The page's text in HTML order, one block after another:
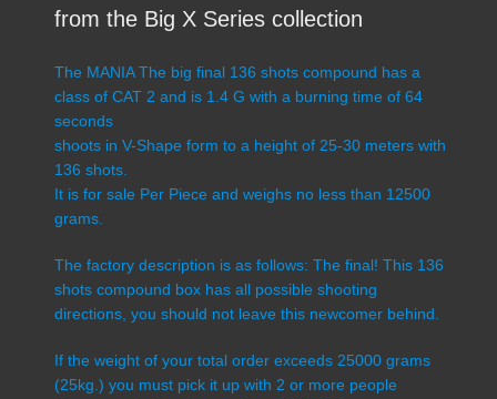
from the Big X Series collection
The MANIA The big final 136 shots compound has a
class of CAT 2 and is 1.4 G with a burning time of 64
seconds
shoots in V-Shape form to a height of 25-30 meters with
136 shots.
It is for sale Per Piece and weighs no less than 12500
grams.
The factory description is as follows: The final! This 136
shots compound box has all possible shooting
directions, you should not leave this newcomer behind.
If the weight of your total order exceeds 25000 grams
(25kg.) you must pick it up with 2 or more people